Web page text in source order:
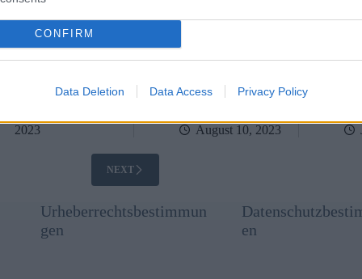
CONFIRM
Data Deletion Data Access Privacy Policy
2023
August 10, 2023
NEXT
Urheberrechtsbestimmun
gen
en